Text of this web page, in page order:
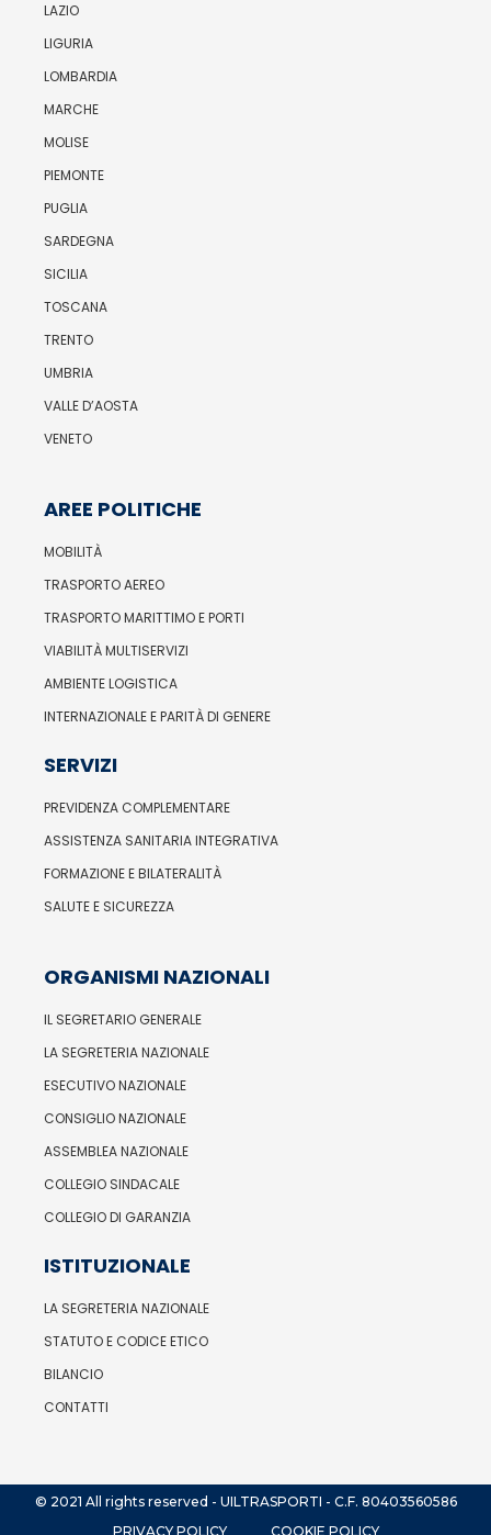
LAZIO
LIGURIA
LOMBARDIA
MARCHE
MOLISE
PIEMONTE
PUGLIA
SARDEGNA
SICILIA
TOSCANA
TRENTO
UMBRIA
VALLE D’AOSTA
VENETO
AREE POLITICHE
MOBILITÀ
TRASPORTO AEREO
TRASPORTO MARITTIMO E PORTI
VIABILITÀ MULTISERVIZI
AMBIENTE LOGISTICA
INTERNAZIONALE E PARITÀ DI GENERE
SERVIZI
PREVIDENZA COMPLEMENTARE
ASSISTENZA SANITARIA INTEGRATIVA
FORMAZIONE E BILATERALITÀ
SALUTE E SICUREZZA
ORGANISMI NAZIONALI
IL SEGRETARIO GENERALE
LA SEGRETERIA NAZIONALE
ESECUTIVO NAZIONALE
CONSIGLIO NAZIONALE
ASSEMBLEA NAZIONALE
COLLEGIO SINDACALE
COLLEGIO DI GARANZIA
ISTITUZIONALE
LA SEGRETERIA NAZIONALE
STATUTO E CODICE ETICO
BILANCIO
CONTATTI
© 2021 All rights reserved - UILTRASPORTI - C.F. 80403560586
PRIVACY POLICY
COOKIE POLICY